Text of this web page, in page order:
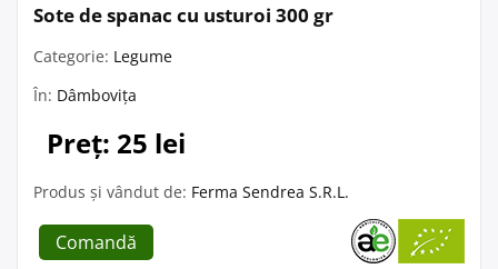
Sote de spanac cu usturoi 300 gr
Categorie: Legume
În: Dâmbovița
Preț: 25 lei
Produs și vândut de: Ferma Sendrea S.R.L.
Comandă